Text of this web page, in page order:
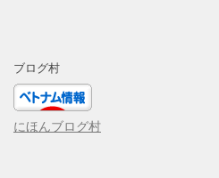
ブログ村
にほんブログ村